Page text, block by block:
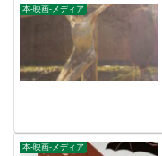
本-映画-メディア
本-映画-メディア